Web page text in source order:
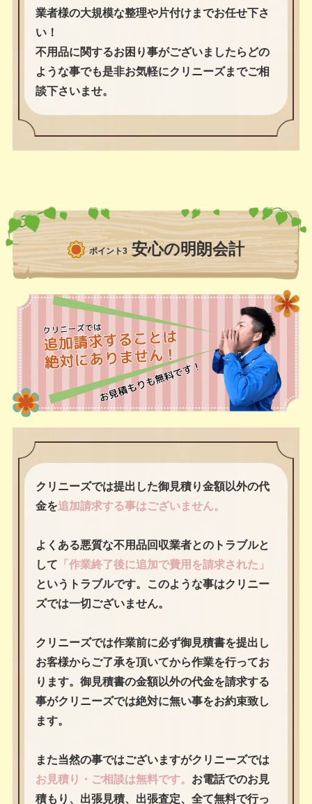
業者様の大規模な整理や片付けまでお任せ下さ
い！
不用品に関するお困り事がございましたらどの
ような事でも是非お気軽にクリニーズまでご相
談下さいませ。
ポイント3 安心の明朗会計
クリニーズでは提出した御見積り金額以外の代
金を追加請求する事はございません。
よくある悪質な不用品回収業者とのトラブルと
して 「作業終了後に追加で費用を請求された」
というトラブルです。このような事はクリニー
ズでは一切ございません。
クリニーズでは作業前に必ず御見積書を提出し
お客様からご了承を頂いてから作業を行ってお
ります。御見積書の金額以外の代金を請求する
事がクリニーズでは絶対に無い事をお約束致し
ます。
また当然の事ではございますがクリニーズでは
お見積り・ご相談は無料です。 お電話でのお見
積もり、出張見積、出張査定、全て無料で行っ